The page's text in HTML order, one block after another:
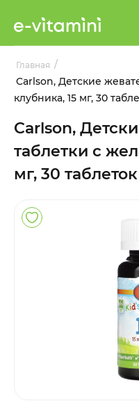
Главная /
Carlson, Детские
клубника, 15 мг, 30
Carlson,
таблетки с
мг, 30 таблеток